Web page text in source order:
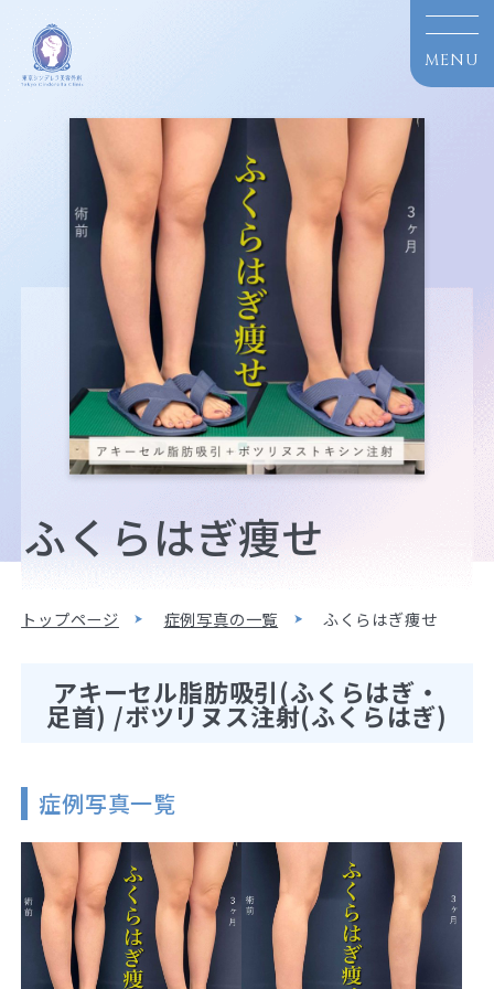
ふくらはぎ痩せ
トップページ 症例写真の一覧 ふくらはぎ痩せ
アキーセル脂肪吸引(ふくらはぎ・
足首) /ボツリヌス注射(ふくらはぎ)
症例写真一覧